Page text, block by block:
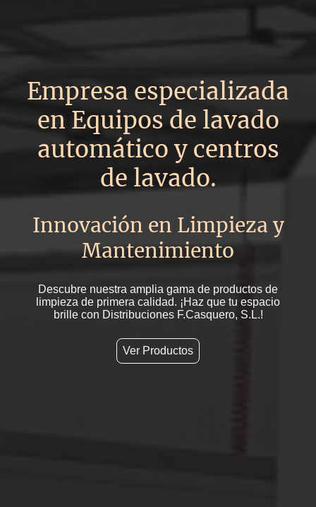
Empresa especializada
en Equipos de lavado
automático y centros
de lavado.
Innovación en Limpieza y
Mantenimiento
Descubre nuestra amplia gama de productos de
limpieza de primera calidad. ¡Haz que tu espacio
brille con Distribuciones F.Casquero, S.L.!
Ver Productos